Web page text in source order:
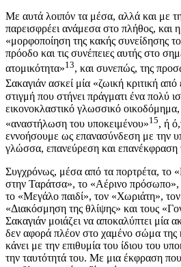
Με αυτά λοιπόν τα μέσα, αλλά και με
παρεισφρέει ανάμεσα στο πλήθος, και
«μορφοποίηση της κακής συνείδησης
πρόοδο και τις συνέπειες αυτής στο
ατομικότητα»13, και συνεπώς, της
Σακαγιάν ασκεί μία «ζωική κριτική από
στιγμή που στήνει πράγματι ένα πολύ
εικονοκλαστικό γλωσσικό
«αναστήλωση του υποκειμένου»15, ή
εννοήσουμε ως επανασύνδεση με την
γλώσσα, επανεύρεση και επανέκφραση
Συγχρόνως, μέσα από τα πορτρέτα, το
στην Ταράτσα», το «Αέρινο πρόσωπο»,
το «Μεγάλο παιδί», τον «Χωριάτη»,
«Διακόσμηση της θλίψης» και τους
Σακαγιάν μοιάζει να αποκαλύπτει μία
δεν αφορά πλέον στο χαμένο σώμα της
κάνει με την επιθυμία του ίδιου του
την ταυτότητά του. Με μια έκφραση